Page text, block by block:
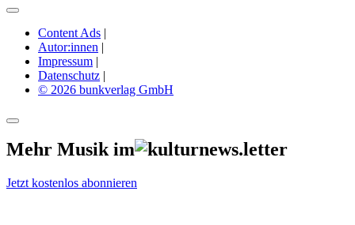
Content Ads |
Autor:innen |
Impressum |
Datenschutz |
© 2026 bunkverlag GmbH
Mehr Musik im
Jetzt kostenlos abonnieren